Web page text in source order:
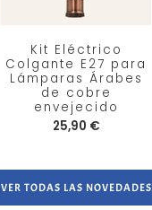
Kit Eléctrico
Colgante E27 para
Lámparas Árabes
de cobre
envejecido
25,90 €
VER TODAS LAS NOVEDADES